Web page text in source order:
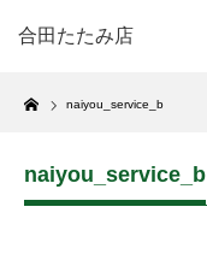
合田たたみ店
Home
naiyou_service_b
naiyou_service_b